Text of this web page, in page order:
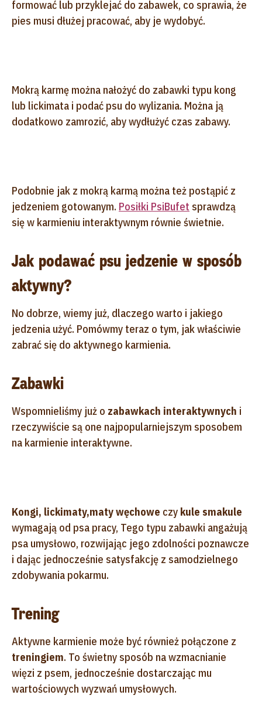
formować lub przyklejać do zabawek, co sprawia, że
pies musi dłużej pracować, aby je wydobyć.
Mokrą karmę można nałożyć do zabawki typu kong
lub lickimata i podać psu do wylizania. Można ją
dodatkowo zamrozić, aby wydłużyć czas zabawy.
Podobnie jak z mokrą karmą można też postąpić z
jedzeniem gotowanym. Posiłki PsiBufet sprawdzą
się w karmieniu interaktywnym równie świetnie.
Jak podawać psu jedzenie w sposób
aktywny?
No dobrze, wiemy już, dlaczego warto i jakiego
jedzenia użyć. Pomówmy teraz o tym, jak właściwie
zabrać się do aktywnego karmienia.
Zabawki
Wspomnieliśmy już o zabawkach interaktywnych i
rzeczywiście są one najpopularniejszym sposobem
na karmienie interaktywne.
Kongi, lickimaty,maty węchowe czy kule smakule
wymagają od psa pracy, Tego typu zabawki angażują
psa umysłowo, rozwijając jego zdolności poznawcze
i dając jednocześnie satysfakcję z samodzielnego
zdobywania pokarmu.
Trening
Aktywne karmienie może być również połączone z
treningiem. To świetny sposób na wzmacnianie
więzi z psem, jednocześnie dostarczając mu
wartościowych wyzwań umysłowych.